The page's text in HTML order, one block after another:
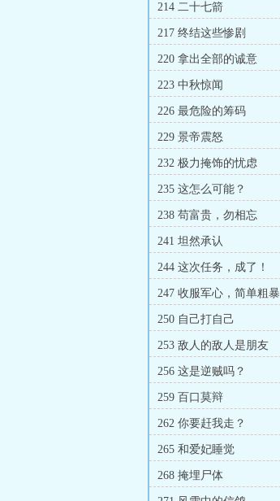
214 二十七箭
217 终结这些惨剧
220 拿出全部的诚意
223 中秋惊闻
226 最危险的筹码
229 景帝震怒
232 极力掩饰的忧虑
235 这怎么可能？
238 苟富贵，勿相忘
241 坦然承认
244 这次任务，成了！
247 收服军心，简单粗暴
250 自己打自己
253 敌人的敌人是朋友
256 这是逆贼吗？
259 百口莫辩
262 你要赶我走？
265 和爱妃睡觉
268 掩埋尸体